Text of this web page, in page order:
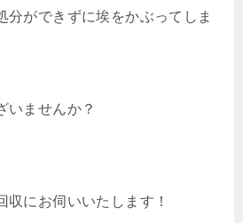
分ができずに埃をかぶってしま
いませんか？
収にお伺いいたします！